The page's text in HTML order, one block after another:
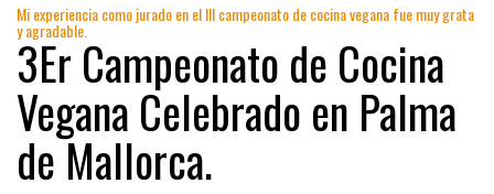
Mi experiencia como jurado en el III campeonato de cocina vegana fue muy grata
y agradable.
3Er Campeonato de Cocina
Vegana Celebrado en Palma
de Mallorca.